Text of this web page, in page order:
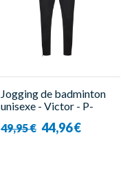
Jogging de badminton
unisexe - Victor - P-
49,95 € 44,96 €